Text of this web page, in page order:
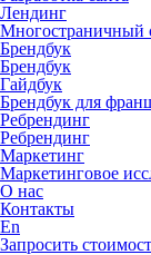
Лендинг
Многостраничный
Брендбук
Брендбук
Гайдбук
Брендбук для
Ребрендинг
Ребрендинг
Маркетинг
Маркетинговое
О нас
Контакты
En
Запросить